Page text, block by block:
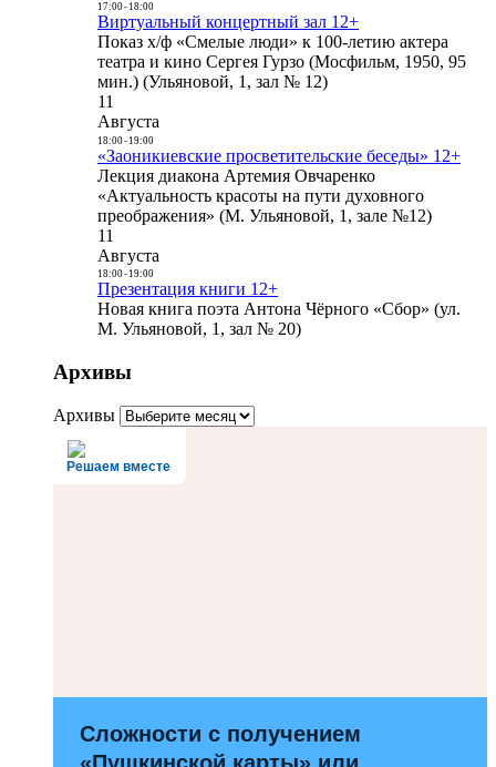
17:00- 18:00
Виртуальный концертный зал 12+
Показ х/ф «Смелые люди» к 100-летию актера
театра и кино Сергея Гурзо (Мосфильм, 1950, 95
мин.) (Ульяновой, 1, зал № 12)
11
Августа
18:00- 19:00
«Заоникиевские просветительские беседы» 12+
Лекция диакона Артемия Овчаренко
«Актуальность красоты на пути духовного
преображения» (М. Ульяновой, 1, зале №12)
11
Августа
18:00- 19:00
Презентация книги 12+
Новая книга поэта Антона Чёрного «Сбор» (ул.
М. Ульяновой, 1, зал № 20)
Архивы
Архивы
Решаем вместе
Сложности с получением